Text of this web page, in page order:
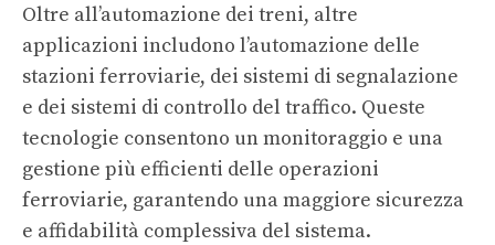
Oltre all’automazione dei treni, altre
applicazioni includono l’automazione delle
stazioni ferroviarie, dei sistemi di segnalazione
e dei sistemi di controllo del traffico. Queste
tecnologie consentono un monitoraggio e una
gestione più efficienti delle operazioni
ferroviarie, garantendo una maggiore sicurezza
e affidabilità complessiva del sistema.